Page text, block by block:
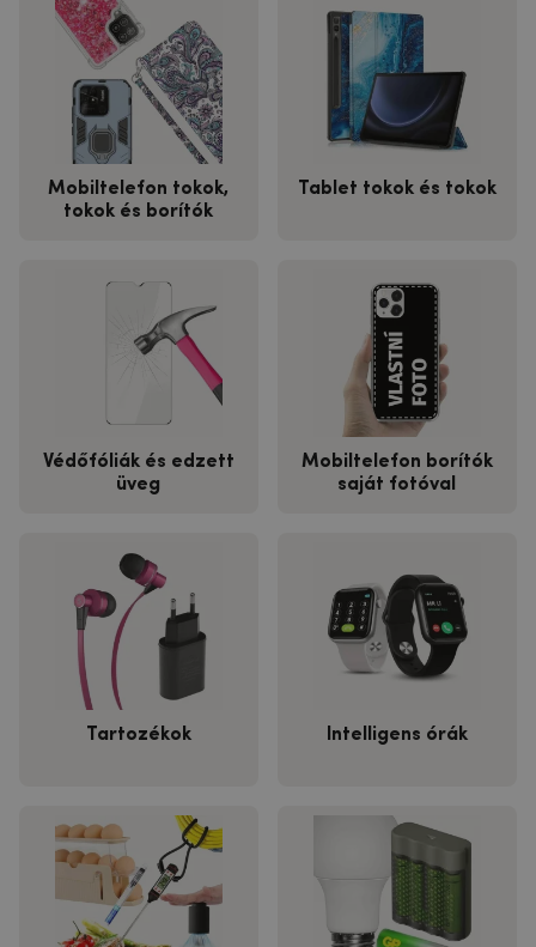
Mobiltelefon tokok,
tokok és borítók
Tablet tokok és tokok
Védőfóliák és edzett
üveg
Mobiltelefon borítók
saját fotóval
Tartozékok Intelligens órák